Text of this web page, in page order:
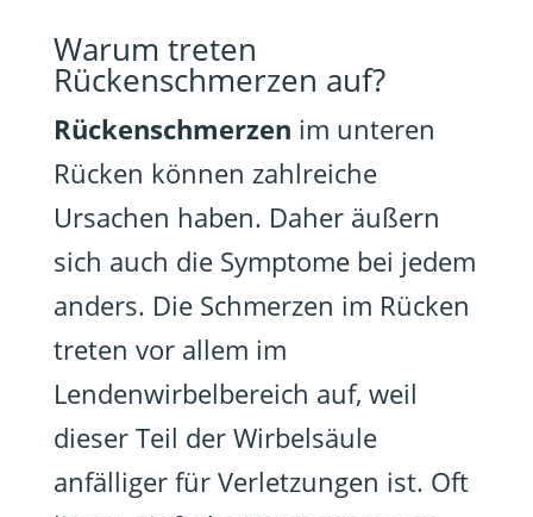
Warum treten
Rückenschmerzen auf?
Rückenschmerzen im unteren
Rücken können zahlreiche
Ursachen haben. Daher äußern
sich auch die Symptome bei jedem
anders. Die Schmerzen im Rücken
treten vor allem im
Lendenwirbelbereich auf, weil
dieser Teil der Wirbelsäule
anfälliger für Verletzungen ist. Oft